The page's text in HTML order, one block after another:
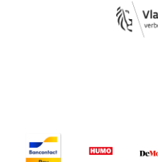
Image
Image
Image